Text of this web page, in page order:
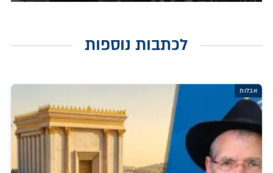
לכתבות נוספות
אבלות